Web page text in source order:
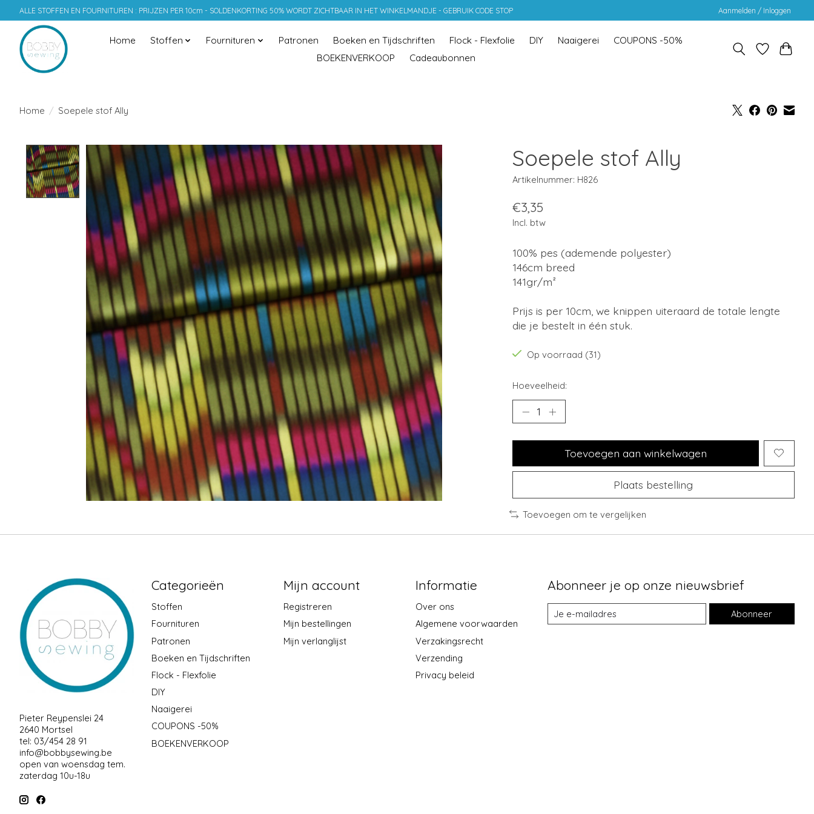
ALLE STOFFEN EN FOURNITUREN : PRIJZEN PER 10cm - SOLDENKORTING 50% WORDT ZICHTBAAR IN HET WINKELMANDJE - GEBRUIK CODE STOP Aanmelden / Inloggen
Home Stoffen Fournituren Patronen Boeken en Tijdschriften Flock - Flexfolie DIY Naaigerei
COUPONS -50%
BOEKENVERKOOP
Cadeaubonnen
Home / Soepele stof Ally
Product image slideshow Items Soepele stof Ally
Artikelnummer: H826
€3,35
Incl. btw
100% pes (ademende polyester)
146cm breed
141gr/m²
Prijs is per 10cm, we knippen uiteraard de totale lengte
die je bestelt in één stuk.
Op voorraad (31)
Hoeveelheid:
Toevoegen aan winkelwagen
Plaats bestelling
Toevoegen om te vergelijken
Pieter Reypenslei 24
2640 Mortsel
tel: 03/454 28 91
info@bobbysewing.be
open van woensdag tem.
zaterdag 10u-18u
Categorieën
Stoffen
Fournituren
Patronen
Boeken en Tijdschriften
Flock - Flexfolie
DIY
Naaigerei
COUPONS -50%
BOEKENVERKOOP
Mijn account
Registreren
Mijn bestellingen
Mijn verlanglijst
Informatie
Over ons
Algemene voorwaarden
Verzakingsrecht
Verzending
Privacy beleid
Abonneer je op onze nieuwsbrief
Abonneer